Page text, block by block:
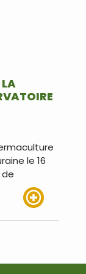
LA
le 16
de